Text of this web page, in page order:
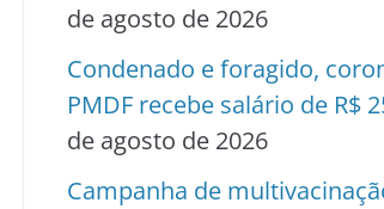
de agosto de 2026
Condenado e foragido,
PMDF recebe salário de R$
de agosto de 2026
Campanha de